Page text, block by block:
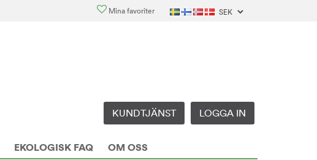
Mina favoriter
KUNDTJÄNST LOGGA IN
EKOLOGISK FAQ OM OSS